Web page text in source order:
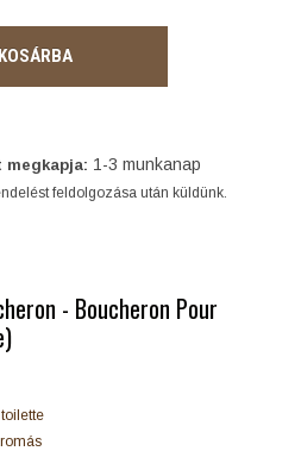
KOSÁRBA
megkapja: 1-3 munkanap
feldolgozása után küldünk.
- Boucheron Pour